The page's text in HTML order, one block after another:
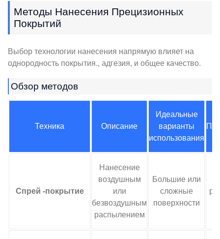
Методы Нанесения Прецизионных
Покрытий
Выбор технологии нанесения напрямую влияет на
однородность покрытия., адгезия, и общее качество.
Обзор методов
Техника Описание
Идеальные
варианты
использования
Спрей -покрытие
Нанесение
воздушным
или
безвоздушным
распылением
Большие или
сложные
поверхности